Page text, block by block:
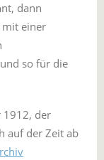
dann
mit einer
so für die
1912, der
auf der Zeit ab